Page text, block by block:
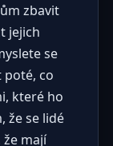
zbavit
jejich
se
poté, co
které ho
že se lidé
mají